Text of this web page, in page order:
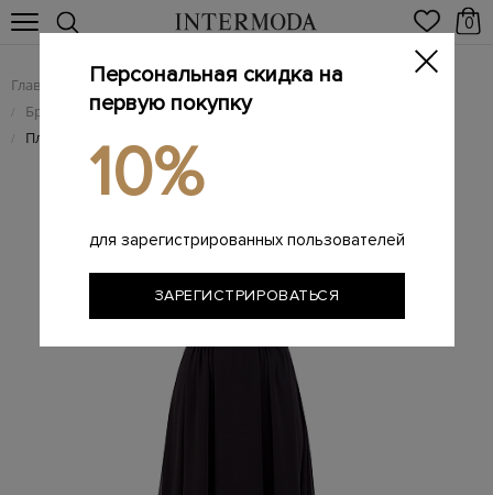
0
Главная Женщинам / Женская одежда
/ Брендовые женские платья
/ Платье с мерцающими пайетками и струящимся подолом
Персональная скидка на
первую покупку
10%
для зарегистрированных пользователей
ЗАРЕГИСТРИРОВАТЬСЯ